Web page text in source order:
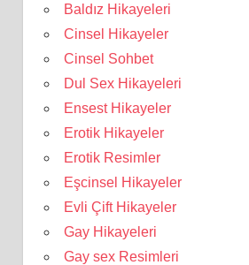
Baldız Hikayeleri
Cinsel Hikayeler
Cinsel Sohbet
Dul Sex Hikayeleri
Ensest Hikayeler
Erotik Hikayeler
Erotik Resimler
Eşcinsel Hikayeler
Evli Çift Hikayeler
Gay Hikayeleri
Gay sex Resimleri